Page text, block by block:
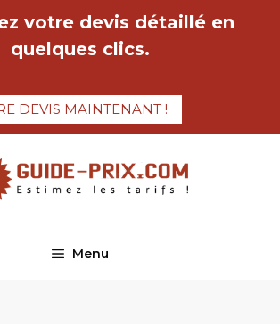
votre devis détaillé en
quelques clics.
DEVIS MAINTENANT !
Menu